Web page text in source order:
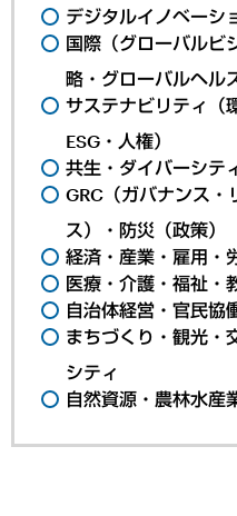
デジタルイノベーシ
国際（グローバルビ
略・グローバルヘル
サステナビリティ（
ESG・人権）
共生・ダイバーシテ
GRC（ガバナンス・
ス）・防災（政策）
経済・産業・雇用・
医療・介護・福祉・
自治体経営・官民協
まちづくり・観光・
シティ
自然資源・農林水産